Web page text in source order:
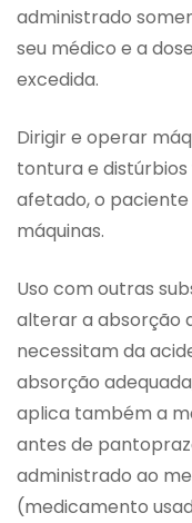
administrado
seu médico e a
excedida.
Dirigir e operar
tontura e distúrbios
afetado, o
máquinas.
Uso com outras
alterar a absorção
necessitam da
absorção
aplica também a
antes de
administrado ao
(medicamento